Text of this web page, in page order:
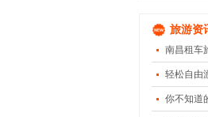
旅游资
南昌租车
轻松自由
你不知道